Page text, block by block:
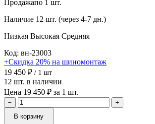
Продажапо 1 шт.
Наличие 12 шт. (через 4-7 дн.)
Низкая Высокая Средняя
Код: вн-23003
+Скидка 20% на шиномонтаж
19 450 ₽ / 1 шт
12 шт. в наличии
Цена 19 450 ₽ за 1 шт.
−
+
В корзину